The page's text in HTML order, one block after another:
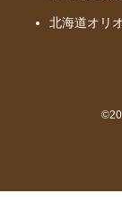
北海道オリ